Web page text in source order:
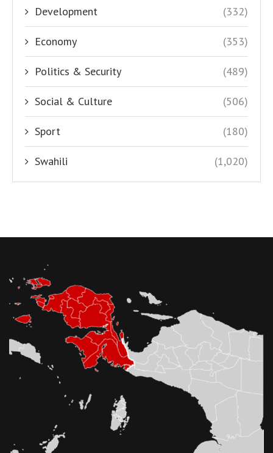
Development (332)
Economy (353)
Politics & Security (489)
Social & Culture (506)
Sport (180)
Swahili (1,020)